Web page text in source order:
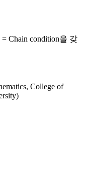
Chain condition을 갖
College of